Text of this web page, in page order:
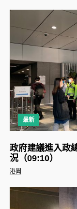
最新
港聞
政府建議進入政
況（09:10）